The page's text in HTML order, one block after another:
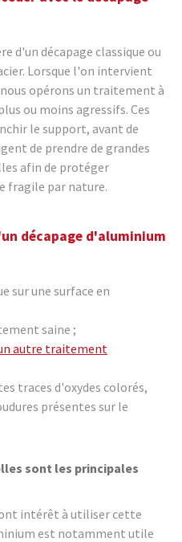
d'un décapage classique ou
Lorsque l'on intervient
opérons un traitement à
ou moins agressifs. Ces
le support, avant de
de prendre de grandes
afin de protéger
fragile par nature.
décapage d'aluminium
sur une surface en
saine ;
autre traitement
traces d'oxydes colorés,
présentes sur le
sont les principales
intérêt à utiliser cette
est notamment utile